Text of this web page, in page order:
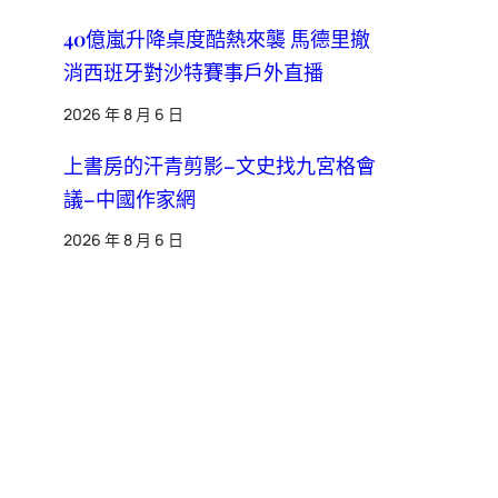
40億嵐升降桌度酷熱來襲 馬德里撤
消西班牙對沙特賽事戶外直播
2026 年 8 月 6 日
上書房的汗青剪影–文史找九宮格會
議–中國作家網
2026 年 8 月 6 日